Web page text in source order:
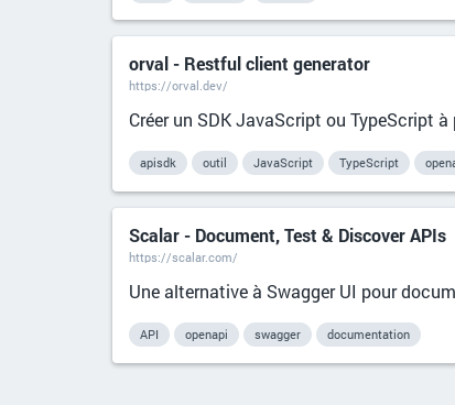
orval - Restful client generator
https://orval.dev/
Créer un SDK JavaScript ou TypeScript
apisdk outil JavaScript TypeScript
Scalar - Document, Test & Discover APIs
https://scalar.com/
Une alternative à Swagger UI pour
API openapi swagger documentation